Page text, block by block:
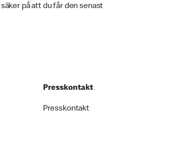
på att du får den senast
Presskontakt
Presskontakt